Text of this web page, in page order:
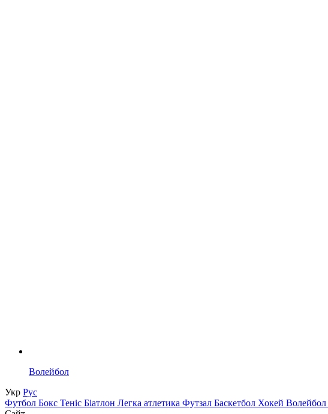
Волейбол
Укр Рус
Футбол Бокс Теніс Біатлон Легка атлетика Футзал Баскетбол Хокей Волейбол